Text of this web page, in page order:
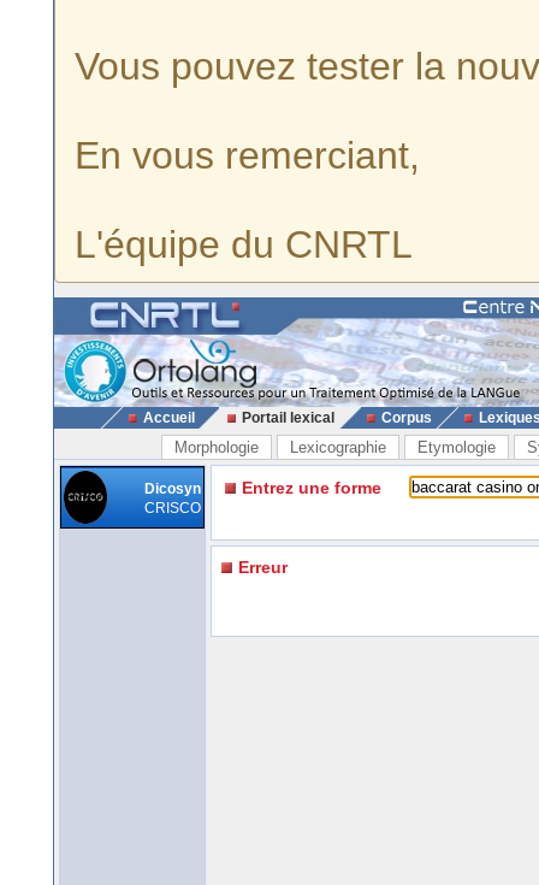
Vous pouvez tester la
En vous remerciant,
L'équipe du CNRTL
Accueil Portail lexical Corpus
Morphologie Lexicographie Etymologie
Dicosyn
CRISCO
Entrez une forme
Erreur